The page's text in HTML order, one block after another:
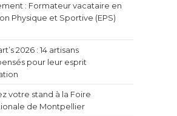
: Formateur vacataire en
Physique et Sportive (EPS)
2026 : 14 artisans
pour leur esprit
votre stand à la Foire
de Montpellier